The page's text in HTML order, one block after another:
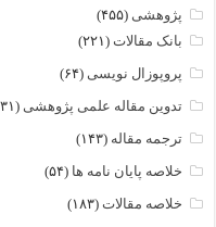
پژوهشی (۴۵۵)
بانک مقالات (۲۲۱)
پروپوزال نویسی (۶۴)
تدوین مقاله علمی پژوهشی (۲۳۱)
ترجمه مقاله (۱۴۳)
خلاصه پایان نامه ها (۵۴)
خلاصه مقالات (۱۸۳)